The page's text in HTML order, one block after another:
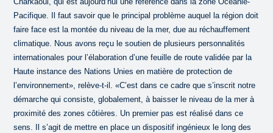
Pacifique. Il faut savoir que le principal problème auquel la région doit
faire face est la montée du niveau de la mer, due au réchauffement
climatique. Nous avons reçu le soutien de plusieurs personnalités
internationales pour l’élaboration d’une feuille de route validée par la
Haute instance des Nations Unies en matière de protection de
l’environnement», relève-t-il. «C’est dans ce cadre que s’inscrit notre
démarche qui consiste, globalement, à baisser le niveau de la mer à
proximité des zones côtières. Un premier pas est réalisé dans ce
sens. Il s’agit de mettre en place un dispositif ingénieux le long des